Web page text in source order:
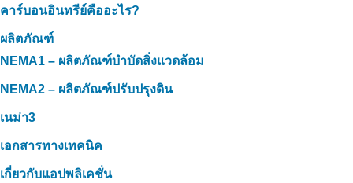
คาร์บอนอินทรีย์คืออะไร?
ผลิตภัณฑ์
NEMA1 – ผลิตภัณฑ์บำบัดสิ่งแวดล้อม
NEMA2 – ผลิตภัณฑ์ปรับปรุงดิน
เนม่า3
เอกสารทางเทคนิค
เกี่ยวกับแอปพลิเคชั่น